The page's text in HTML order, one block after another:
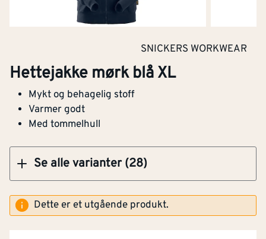
SNICKERS WORKWEAR
Hettejakke mørk blå XL
Mykt og behagelig stoff
Varmer godt
Med tommelhull
Se alle varianter (28)
Klikk og hent
Dette er et utgående produkt.